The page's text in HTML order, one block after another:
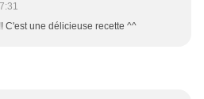
C'est une délicieuse recette ^^